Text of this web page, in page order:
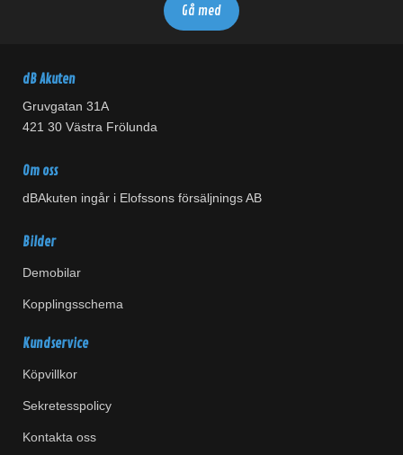
dB Akuten
Gruvgatan 31A
421 30 Västra Frölunda
Om oss
dBAkuten ingår i Elofssons försäljnings AB
Bilder
Demobilar
Kopplingsschema
Kundservice
Köpvillkor
Sekretesspolicy
Kontakta oss